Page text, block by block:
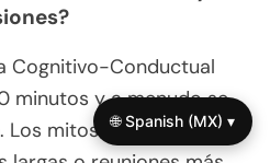
Cognitivo-Conductual
minutos y a menudo se
mitos sugieren que se
🌐 Spanish (MX) ▾